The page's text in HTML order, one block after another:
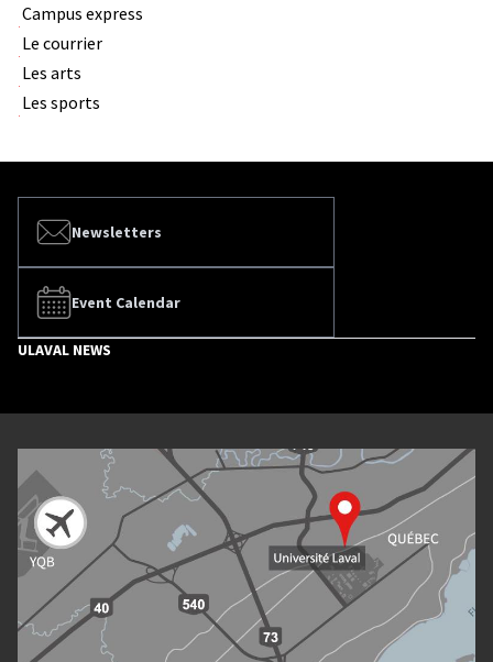
Campus express
Le courrier
Les arts
Les sports
Newsletters
Event Calendar
ULAVAL NEWS